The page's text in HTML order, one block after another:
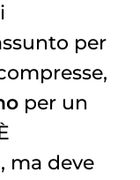
per
per un
ma deve